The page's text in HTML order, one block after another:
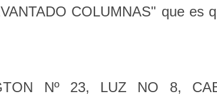
COLUMNAS" que es
Nº 23, LUZ NO 8,